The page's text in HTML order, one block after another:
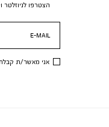
הצטרפו לניוזלטר וקבלו 10% הנחה לקנייה
E-MAIL
אני מאשר/ת קבלת